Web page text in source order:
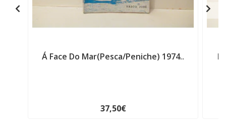
Á Face Do Mar(Pesca/Peniche) 1974..
37,50€